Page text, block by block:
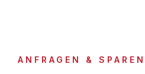
ANFRAGEN & SPAREN